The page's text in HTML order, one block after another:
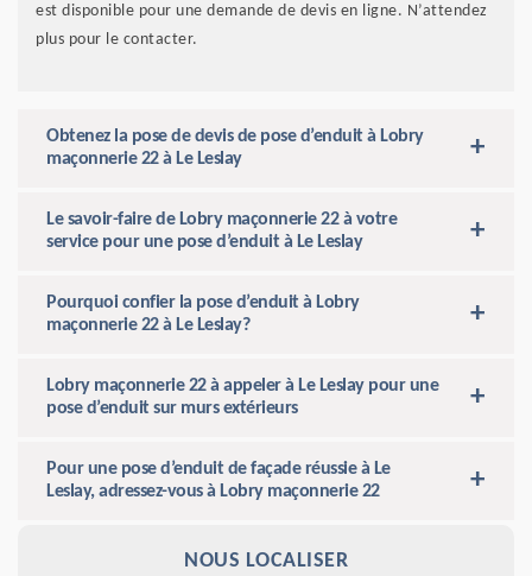
est disponible pour une demande de devis en ligne. N’attendez
plus pour le contacter.
Obtenez la pose de devis de pose d’enduit à Lobry
maçonnerie 22 à Le Leslay
Le savoir-faire de Lobry maçonnerie 22 à votre
service pour une pose d’enduit à Le Leslay
Pourquoi confier la pose d’enduit à Lobry
maçonnerie 22 à Le Leslay?
Lobry maçonnerie 22 à appeler à Le Leslay pour une
pose d’enduit sur murs extérieurs
Pour une pose d’enduit de façade réussie à Le
Leslay, adressez-vous à Lobry maçonnerie 22
NOUS LOCALISER